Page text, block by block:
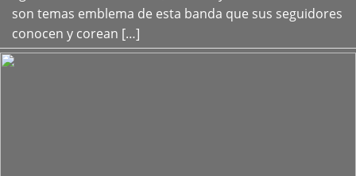
son temas emblema de esta banda que sus seguidores
conocen y corean […]